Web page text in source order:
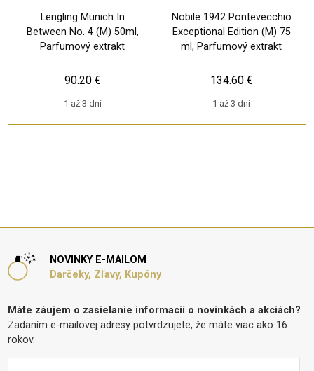
Lengling Munich In
Between No. 4 (M) 50ml,
Parfumový extrakt
1 až 3 dni
90.20 €
Nobile 1942 Pontevecchio
Exceptional Edition (M) 75
ml, Parfumový extrakt
1 až 3 dni
134.60 €
NOVINKY E-MAILOM
Darčeky, Zľavy, Kupóny
Máte záujem o zasielanie informacií o novinkách a akciách?
Zadaním e-mailovej adresy potvrdzujete, že máte viac ako 16
rokov.